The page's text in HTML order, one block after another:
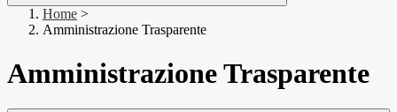
Home >
Amministrazione Trasparente
Amministrazione Trasparente